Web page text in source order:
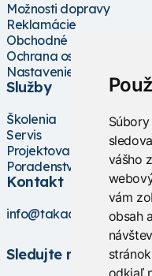
vášho
vám
obsah
odkiaľ
Možnosti dopravy
Reklamácie
Obchodné podmienky
Ochrana osobných údajov
Nastavenie cookies
Služby
Školenia
Servis
Projektovanie
Poradenstvo
Kontakt
info@takacs.sk
Sledujte nás